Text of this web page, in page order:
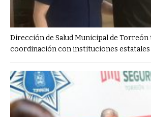
Dirección de Salud Municipal de Torreón
coordinación con instituciones estatales